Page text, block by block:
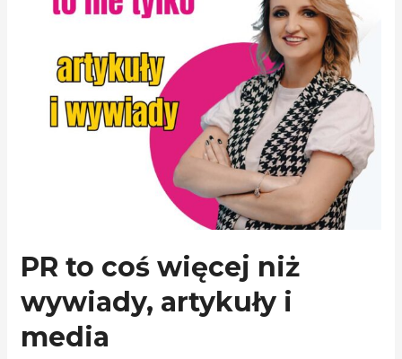
PR to coś więcej niż
wywiady, artykuły i
media